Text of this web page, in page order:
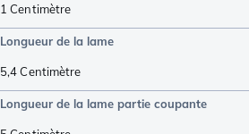
1 Centimètre
Longueur de la lame
5,4Centimètre
Longueur de la lame partie coupante